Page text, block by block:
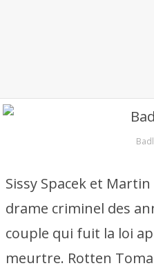
Sissy Spacek et
drame criminel des
couple qui fuit la loi
meurtre. Rotten